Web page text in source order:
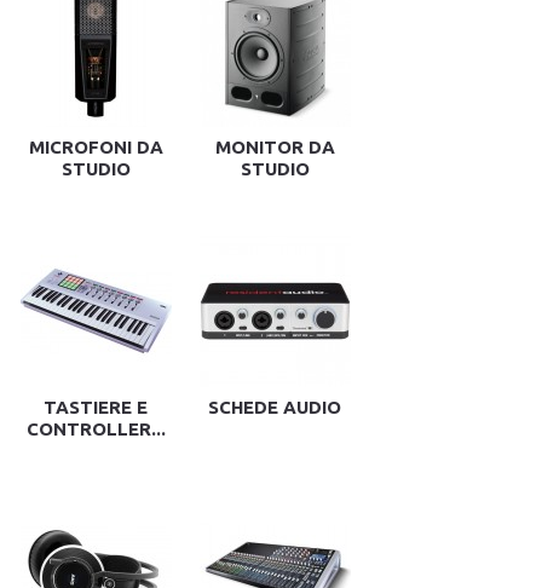
MICROFONI DA
STUDIO
MONITOR DA
STUDIO
TASTIERE E
CONTROLLER...
SCHEDE AUDIO